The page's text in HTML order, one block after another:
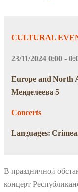
CULTURAL
23/11/2024 0:00 -
Europe and North
Менделеева 5
Concerts
Languages:
В праздничной
концерт